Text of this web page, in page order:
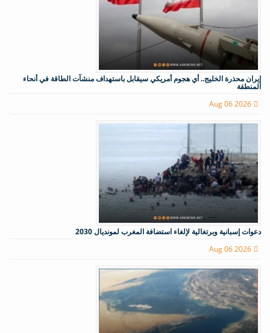
إيران محذرة الخليج.. أي هجوم أمريكي سيقابل باستهداف منشآت الطاقة في أنحاء
المنطقة
Aug 06 2026
دعوات إسبانية وبرتغالية لإلغاء استضافة المغرب لمونديال 2030
Aug 06 2026